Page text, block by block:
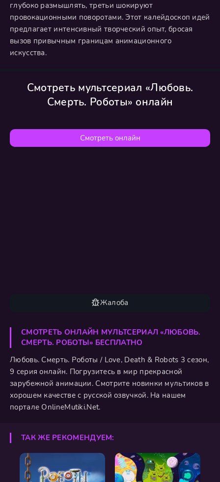
глубоко размышлять, третьи шокируют
провокационными поворотами. Этот калейдоскоп идей
предлагает интенсивный творческий опыт, бросая
вызов привычным границам анимационного
искусства.
Смотреть мультсериал «Любовь.
Смерть. Роботы» онлайн
Смотреть онлайн
Жалоба
СМОТРЕТЬ ОНЛАЙН МУЛЬТСЕРИАЛ «ЛЮБОВЬ.
СМЕРТЬ. РОБОТЫ» БЕСПЛАТНО
Любовь. Смерть. Роботы / Love, Death & Robots 3 сезон,
9 серия онлайн. Погрузитесь в мир прекрасной
зарубежной анимации. Смотрите новинки мультиков в
хорошем качестве с русской озвучкой. На нашем
портале OnlineMutiki.Net.
ТАК ЖЕ РЕКОМЕНДУЕМ: